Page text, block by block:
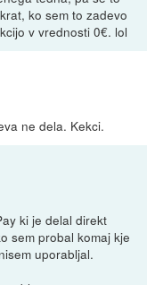
ko sem to zadevo
v vrednosti 0€. lol
ne dela. Kekci.
ki je delal direkt
sem probal komaj kje
uporabljal.